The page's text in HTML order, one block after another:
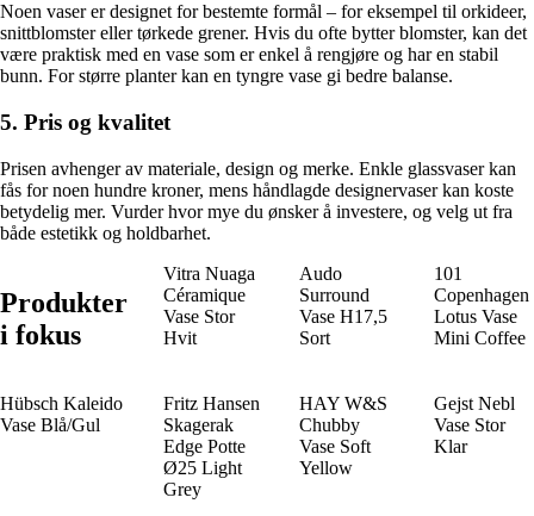
Noen vaser er designet for bestemte formål – for eksempel til orkideer,
snittblomster eller tørkede grener. Hvis du ofte bytter blomster, kan det
være praktisk med en vase som er enkel å rengjøre og har en stabil
bunn. For større planter kan en tyngre vase gi bedre balanse.
5. Pris og kvalitet
Prisen avhenger av materiale, design og merke. Enkle glassvaser kan
fås for noen hundre kroner, mens håndlagde designervaser kan koste
betydelig mer. Vurder hvor mye du ønsker å investere, og velg ut fra
både estetikk og holdbarhet.
Produkter
i fokus
Vitra Nuaga
Céramique
Vase Stor
Hvit
Audo
Surround
Vase H17,5
Sort
101
Copenhagen
Lotus Vase
Mini Coffee
Hübsch Kaleido
Vase Blå/Gul
Fritz Hansen
Skagerak
Edge Potte
Ø25 Light
Grey
HAY W&S
Chubby
Vase Soft
Yellow
Gejst Nebl
Vase Stor
Klar